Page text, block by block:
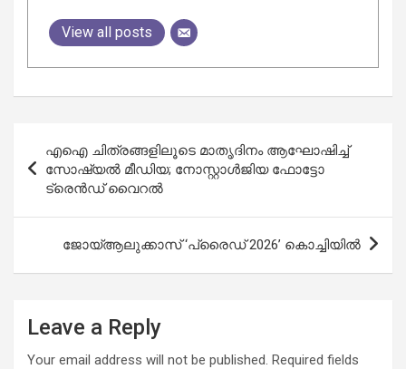
View all posts
navigation
എഐ ചിത്രങ്ങളിലൂടെ മാതൃദിനം ആഘോഷിച്ച്
സോഷ്യൽ മീഡിയ; നോസ്റ്റാൾജിയ ഫോട്ടോ
ട്രെൻഡ് വൈറൽ
ജോയ്ആലുക്കാസ് ‘പ്രൈഡ് 2026’ കൊച്ചിയിൽ
Leave a Reply
Your email address will not be published. Required fields